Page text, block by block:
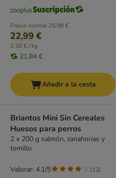
Precio normal 25,98 €
22,99 €
2,30 € / kg
21,84 €
Añadir a la cesta
Briantos Mini Sin Cereales
Huesos para perros
2 x 200 g salmón, zanahorias y
tomillo
Valorar: 4.1/5 (12)